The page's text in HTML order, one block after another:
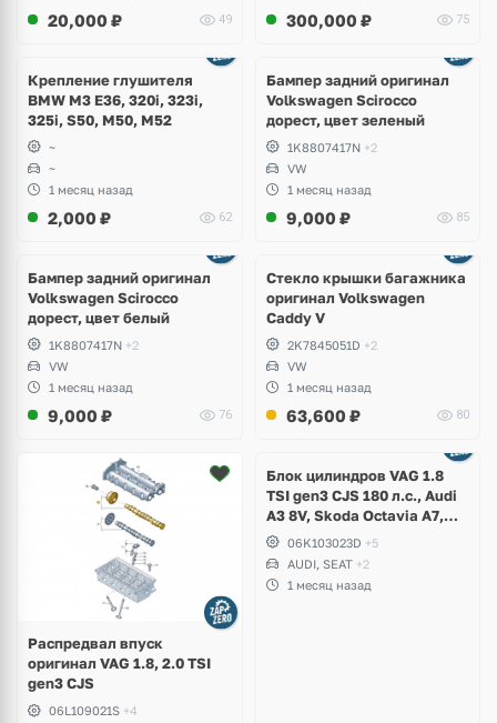
20,000 ₽ 49 300,000 ₽ 75
Крепление глушителя
BMW M3 E36, 320i, 323i,
325i, S50, M50, M52
~
~
1 месяц назад
2,000 ₽ 62
Бампер задний оригинал
Volkswagen Scirocco
дорест, цвет зеленый
1K8807417N +2
VW
1 месяц назад
9,000 ₽ 85
Бампер задний оригинал
Volkswagen Scirocco
дорест, цвет белый
1K8807417N +2
VW
1 месяц назад
9,000 ₽ 76
Стекло крышки багажника
оригинал Volkswagen
Caddy V
2K7845051D +2
VW
1 месяц назад
63,600 ₽ 80
Распредвал впуск
оригинал VAG 1.8, 2.0 TSI
gen3 CJS
06L109021S +4
2 фото
Блок цилиндров VAG 1.8
TSI gen3 CJS 180 л.с., Audi
A3 8V, Skoda Octavia A7,
Superb, Volkswagen Passat
B8, Golf VII Alltrack, Seat
Leon
06K103023D +5
AUDI, SEAT +2
1 месяц назад